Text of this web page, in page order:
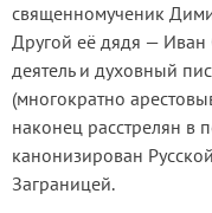
священномученик
Другой её дядя —
деятель и духовный
(многократно
наконец расстрелян в
канонизирован
Заграницей.